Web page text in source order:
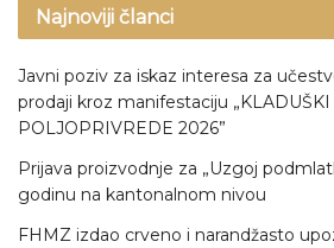
Najnoviji članci
Javni poziv za iskaz interesa za
prodaji kroz manifestaciju
POLJOPRIVREDE 2026”
Prijava proizvodnje za „Uzgoj
godinu na kantonalnom nivou
FHMZ izdao crveno i narandžasto